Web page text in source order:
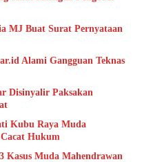
MJ Buat Surat Pernyataan
Alami Gangguan Teknas
Disinyalir Paksakan
Kubu Raya Muda
Hukum
Kasus Muda Mahendrawan